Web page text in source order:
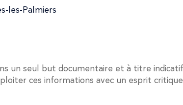
les-Palmiers
un seul but documentaire et à titre
ces informations avec un esprit